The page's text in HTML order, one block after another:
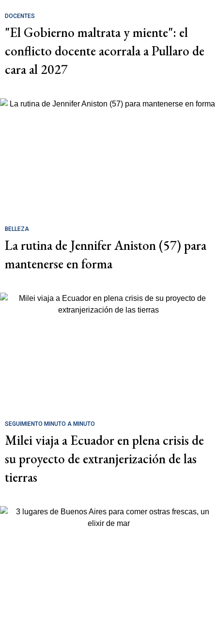
DOCENTES
"El Gobierno maltrata y miente": el
conflicto docente acorrala a Pullaro de
cara al 2027
BELLEZA
La rutina de Jennifer Aniston (57) para
mantenerse en forma
SEGUIMIENTO MINUTO A MINUTO
Milei viaja a Ecuador en plena crisis de
su proyecto de extranjerización de las
tierras